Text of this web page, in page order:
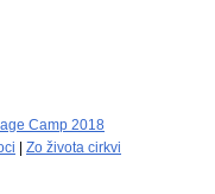
Camp 2018
Zo života cirkvi